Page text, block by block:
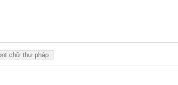
chữ thư pháp